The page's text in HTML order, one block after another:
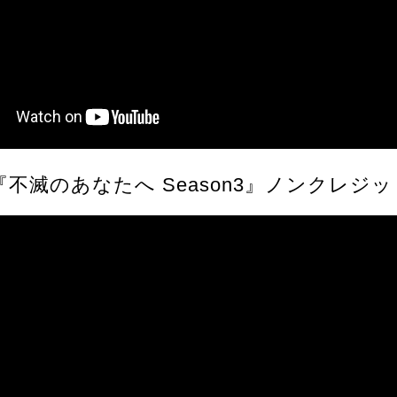
不滅のあなたへ Season3』ノンクレジッ